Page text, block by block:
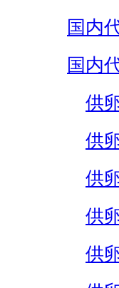
国内
国内
供
供
供
供
供